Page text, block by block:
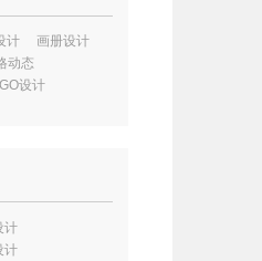
计
画册设计
动态
设计
计
计